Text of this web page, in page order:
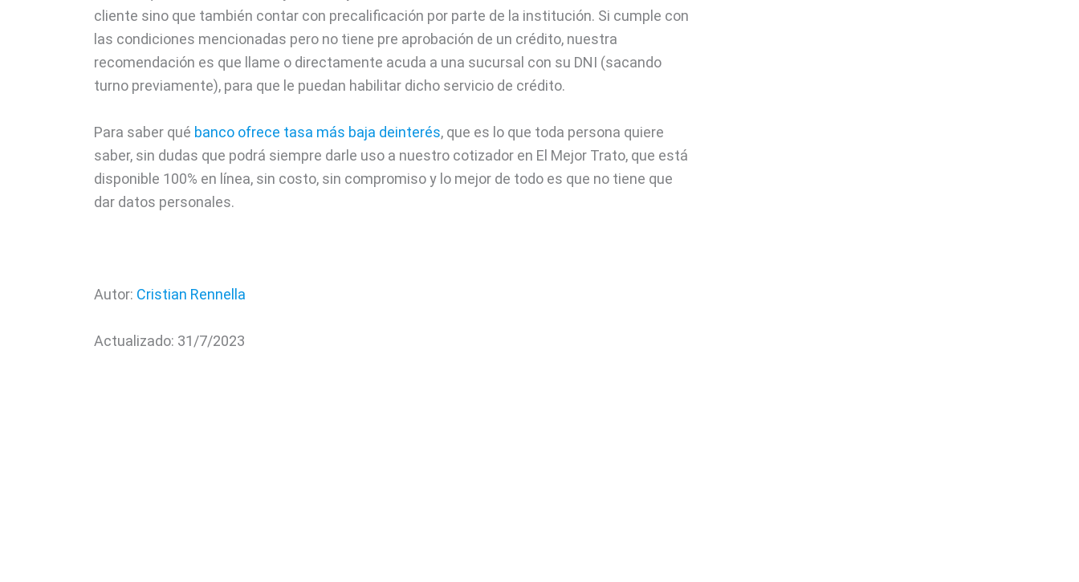
cliente sino que también contar con precalificación por parte de la institución. Si cumple con
las condiciones mencionadas pero no tiene pre aprobación de un crédito, nuestra
recomendación es que llame o directamente acuda a una sucursal con su DNI (sacando
turno previamente), para que le puedan habilitar dicho servicio de crédito.
Para saber qué banco ofrece tasa más baja deinterés, que es lo que toda persona quiere
saber, sin dudas que podrá siempre darle uso a nuestro cotizador en El Mejor Trato, que está
disponible 100% en línea, sin costo, sin compromiso y lo mejor de todo es que no tiene que
dar datos personales.
Autor: Cristian Rennella
Actualizado: 31/7/2023